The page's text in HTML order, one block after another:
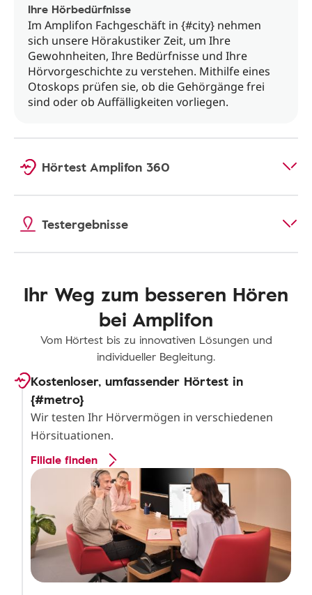
Ihre Hörbedürfnisse
Im Amplifon Fachgeschäft in {#city} nehmen
sich unsere Hörakustiker Zeit, um Ihre
Gewohnheiten, Ihre Bedürfnisse und Ihre
Hörvorgeschichte zu verstehen. Mithilfe eines
Otoskops prüfen sie, ob die Gehörgänge frei
sind oder ob Auffälligkeiten vorliegen.
Hörtest Amplifon 360
Testergebnisse
Ihr Weg zum besseren Hören
bei Amplifon
Vom Hörtest bis zu innovativen Lösungen und
individueller Begleitung.
Kostenloser, umfassender Hörtest in
{#metro}
Wir testen Ihr Hörvermögen in verschiedenen
Hörsituationen.
Filiale finden